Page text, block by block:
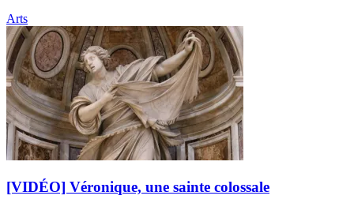
Arts
[VIDÉO] Véronique, une sainte colossale